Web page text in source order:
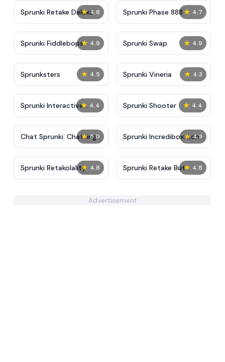
★ 4.8
Sprunki Retake Deluxe ★ 4.7
Sprunki Phase 888
★ 4.9
Sprunki Fiddlebops ★ 4.9
Sprunki Swap
★ 4.5
Sprunksters ★ 4.3
Sprunki Vineria
★ 4.4
Sprunki Interactive
Tunner
★ 4.4
Sprunki Shooter
★ 5.0
Chat Sprunki: Chatting
Phase
★ 4.3
Sprunki Incredibox: Long
Hand
★ 4.8
Sprunki Retakolality ★ 4.8
Sprunki Retake But
Hands
Advertisement